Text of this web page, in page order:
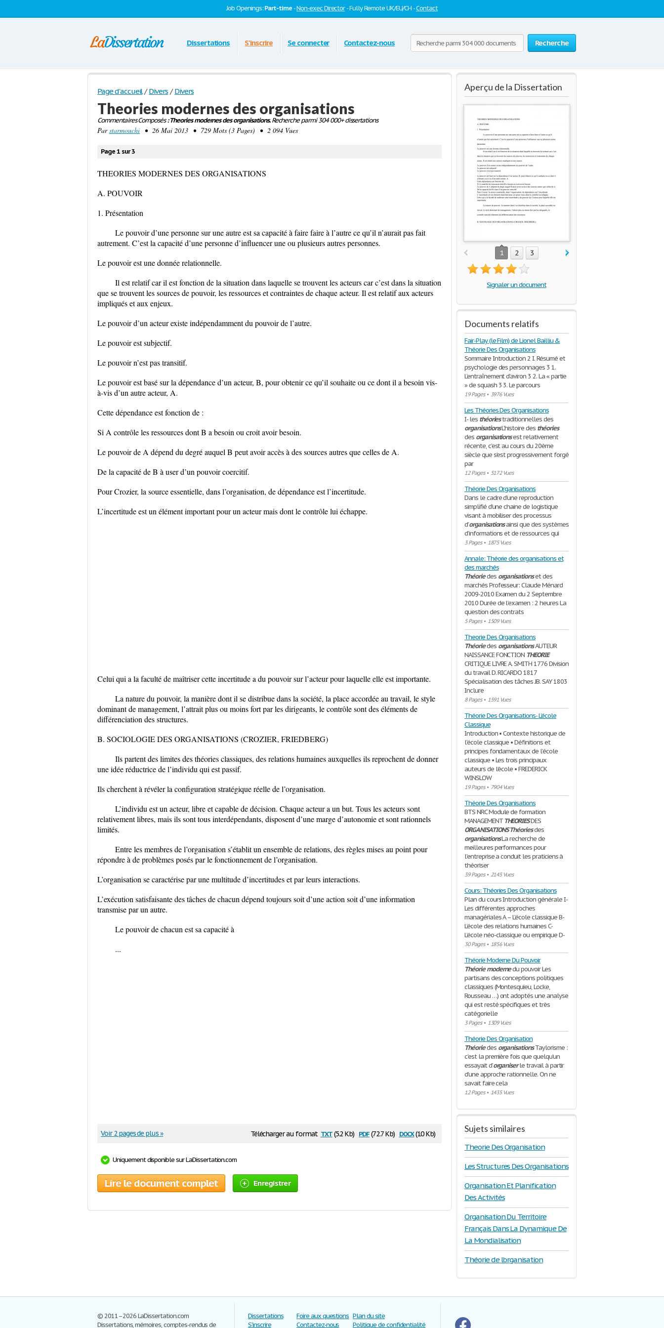
Job Openings:Part-time -Non-exec Director- Fully Remote UK/EU/CH -Contact
Recherche
Dissertations S'inscrire Se connecter Contactez-nous
Page d'accueil / Divers / Divers
Theories modernes des organisations
Commentaires Composés: Theories modernes des organisations.Recherche parmi 304 000+ dissertations
Parstarmouchi • 26 Mai 2013 • 729 Mots (3 Pages) • 2 094 Vues
Page 1 sur 3
THEORIES MODERNES DES ORGANISATIONS
A. POUVOIR
1. Présentation
Le pouvoir d’une personne sur une autre est sa capacité à faire faire à l’autre ce qu’il n’aurait pas fait
autrement. C’est la capacité d’une personne d’influencer une ou plusieurs autres personnes.
Le pouvoir est une donnée relationnelle.
Il est relatif car il est fonction de la situation dans laquelle se trouvent les acteurs car c’est dans la situation
que se trouvent les sources de pouvoir, les ressources et contraintes de chaque acteur. Il est relatif aux acteurs
impliqués et aux enjeux.
Le pouvoir d’un acteur existe indépendamment du pouvoir de l’autre.
Le pouvoir est subjectif.
Le pouvoir n’est pas transitif.
Le pouvoir est basé sur la dépendance d’un acteur, B, pour obtenir ce qu’il souhaite ou ce dont il a besoin vis-
à-vis d’un autre acteur, A.
Cette dépendance est fonction de :
Si A contrôle les ressources dont B a besoin ou croit avoir besoin.
Le pouvoir de A dépend du degré auquel B peut avoir accès à des sources autres que celles de A.
De la capacité de B à user d’un pouvoir coercitif.
Pour Crozier, la source essentielle, dans l’organisation, de dépendance est l’incertitude.
L’incertitude est un élément important pour un acteur mais dont le contrôle lui échappe.
Celui qui a la faculté de maîtriser cette incertitude a du pouvoir sur l’acteur pour laquelle elle est importante.
La nature du pouvoir, la manière dont il se distribue dans la société, la place accordée au travail, le style
dominant de management, l’attrait plus ou moins fort par les dirigeants, le contrôle sont des éléments de
différenciation des structures.
B. SOCIOLOGIE DES ORGANISATIONS (CROZIER, FRIEDBERG)
Ils partent des limites des théories classiques, des relations humaines auxquelles ils reprochent de donner
une idée réductrice de l’individu qui est passif.
Ils cherchent à révéler la configuration stratégique réelle de l’organisation.
L’individu est un acteur, libre et capable de décision. Chaque acteur a un but. Tous les acteurs sont
relativement libres, mais ils sont tous interdépendants, disposent d’une marge d’autonomie et sont rationnels
limités.
Entre les membres de l’organisation s’établit un ensemble de relations, des règles mises au point pour
répondre à de problèmes posés par le fonctionnement de l’organisation.
L’organisation se caractérise par une multitude d’incertitudes et par leurs interactions.
L’exécution satisfaisante des tâches de chacun dépend toujours soit d’une action soit d’une information
transmise par un autre.
Le pouvoir de chacun est sa capacité à
...
Télécharger au format txt(5.2 Kb) pdf(72.7 Kb) docx(10 Kb)
Voir 2 pages de plus »
Uniquement disponible sur LaDissertation.com
Lire le document complet Enregistrer
Aperçu de la Dissertation
1 2 3
Signaler un document
Documents relatifs
Fair-Play (le Film) de Lionel Bailliu &
Théorie Des Organisations
Sommaire Introduction 2 I. Résumé et
psychologie des personnages 3 1.
L’entraînement d’aviron 3 2. La « partie
» de squash 3 3. Le parcours
19 Pages• 3976 Vues
Les Théories Des Organisations
I- les théoriestraditionnelles des
organisationsL’histoire des théories
des organisationsest relativement
récente, c’est au cours du 20ème
siècle que s’est progressivement forgé
par
12 Pages• 5172 Vues
Théorie Des Organisations
Dans le cadre d’une reproduction
simplifié d’une chaine de logistique
visant à mobiliser des processus
d’organisationsainsi que des systèmes
d’informations et de ressources qui
3 Pages• 1875 Vues
Annale: Théorie des organisations et
des marchés
Théoriedes organisationset des
marchés Professeur: Claude Ménard
2009-2010 Examen du 2 Septembre
2010 Durée de l’examen : 2 heures La
question des contrats
5 Pages• 1509 Vues
Theorie Des Organisations
Théoriedes organisationsAUTEUR
NAISSANCE FONCTION THEORIE
CRITIQUE LIVRE A. SMITH 1776 Division
du travail D. RICARDO 1817
Spécialisation des tâches JB. SAY 1803
Inclure
8 Pages• 1591 Vues
Théorie Des Organisations- L'école
Classique
Introduction • Contexte historique de
l’école classique • Définitions et
principes fondamentaux de l’école
classique • Les trois principaux
auteurs de l’école • FREDERICK
WINSLOW
19 Pages• 7904 Vues
Théorie Des Organisations
BTS NRC Module de formation
MANAGEMENT THEORIESDES
ORGANISATIONSThéoriesdes
organisationsLa recherche de
meilleures performances pour
l’entreprise a conduit les praticiens à
théoriser
39 Pages• 2145 Vues
Cours: Théories Des Organisations
Plan du cours Introduction générale I-
Les différentes approches
managériales A – L’école classique B-
L’école des relations humaines C-
L’école néo-classique ou empirique D-
30 Pages• 1856 Vues
Théorie Moderne Du Pouvoir
Théorie modernedu pouvoir Les
partisans des conceptions politiques
classiques (Montesquieu, Locke,
Rousseau …) ont adoptés une analyse
qui est resté spécifiques et très
catégorielle
3 Pages• 1309 Vues
Théorie Des Organisation
Théoriedes organisationsTaylorisme :
c’est la première fois que quelqu’un
essayait d’organiserle travail à partir
d’une approche rationnelle. On ne
savait faire cela
12 Pages• 1435 Vues
Sujets similaires
Theorie Des Organisation
Les Structures Des Organisations
Organisation Et Planification
Des Activités
Organisation Du Territoire
Français Dans La Dynamique De
La Mondialisation
Théorie de l'organisation
© 2011–2026 LaDissertation.com
Dissertations, mémoires, comptes-rendus de
Dissertations
S'inscrire
Foire aux questions
Contactez-nous
Plan du site
Politique de confidentialité